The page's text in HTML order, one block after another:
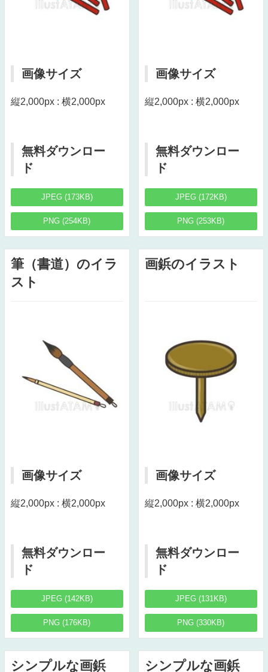
画像サイズ
縦2,000px : 横2,000px
無料ダウンロー
ド
JPEG (173KB)
PNG (254KB)
画像サイズ
縦2,000px : 横2,000px
無料ダウンロー
ド
JPEG (172KB)
PNG (253KB)
筆（書道）のイラ
スト
画像サイズ
縦2,000px : 横2,000px
無料ダウンロー
ド
JPEG (142KB)
PNG (176KB)
画鋲のイラスト
画像サイズ
縦2,000px : 横2,000px
無料ダウンロー
ド
JPEG (131KB)
PNG (330KB)
シンプルな画鋲 シンプルな画鋲